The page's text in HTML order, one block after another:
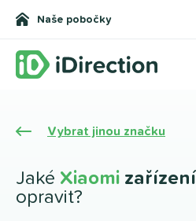
Naše pobočky
Vybrat jinou značku
Jaké Xiaomi zařízení
opravit?